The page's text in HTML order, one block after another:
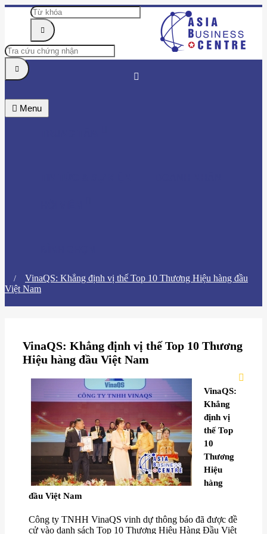
Menu
VinaQS: Khẳng định vị thế Top 10 Thương Hiệu hàng đầu
Việt Nam
VinaQS: Khẳng định vị thế Top 10 Thương
Hiệu hàng đầu Việt Nam
VinaQS:
Khẳng
định vị
thế Top
10
Thương
Hiệu
hàng
đầu Việt Nam
Công ty TNHH VinaQS vinh dự thông báo đã được đề
cử vào danh sách Top 10 Thương Hiệu Hàng Đầu Việt